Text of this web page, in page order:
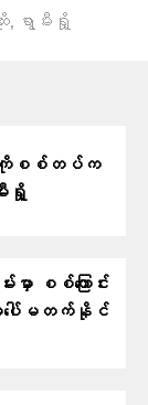
, ရွာမီးရှို့
ာကိုစစ်တပ်က
ရှို့
ာ စစ်ကြောင်း
ေါ်မတက်နိုင်